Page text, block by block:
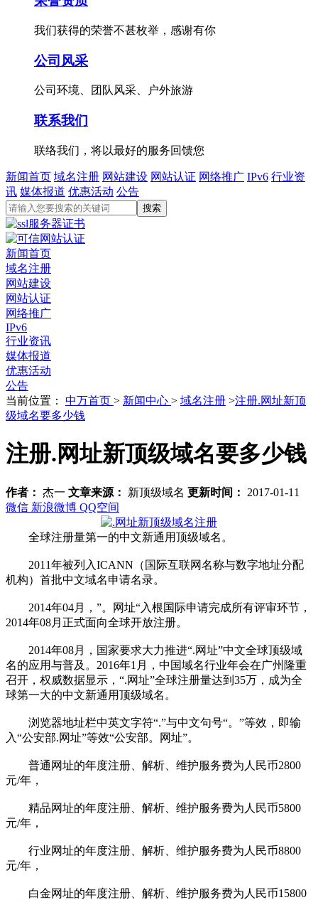
我们获得的荣誉不甚枚举，感谢有你
公司风采
公司环境、团队风采、户外旅游
联系我们
联络我们，将以最好的服务回馈您
新闻首页 域名注册 网站建设 网站认证 网络推广 IPv6 行业资
讯 媒体报道 优惠活动 公告
新闻首页
域名注册
网站建设
网站认证
网络推广
IPv6
行业资讯
媒体报道
优惠活动
公告
当前位置： 中万首页 > 新闻中心 > 域名注册 >注册.网址新顶
级域名要多少钱
注册.网址新顶级域名要多少钱
作者： 杰一 文章来源： 新顶级域名 更新时间： 2017-01-11
微信 新浪微博 QQ空间
全球注册量第一的中文新通用顶级域名。
2011年被列入ICANN（国际互联网名称与数字地址分配
机构）首批中文域名申请名录。
2014年04月，”。网址“入根国际申请完成所有评审环节，
2014年08月正式面向全球开放注册。
2014年08月，国家要求大力推进“.网址”中文全球顶级域
名的应用与普及。2016年1月，中国域名行业年会在广州隆重
召开，权威数据显示，“.网址”全球注册量达到35万，成为全
球第一大的中文新通用顶级域名。
浏览器地址栏中英文字符“.”与中文句号“。”等效，即输
入“公安部.网址”等效“公安部。网址”。
普通网址的年度注册、解析、维护服务费为人民币2800
元/年，
精品网址的年度注册、解析、维护服务费为人民币5800
元/年，
行业网址的年度注册、解析、维护服务费为人民币8800
元/年，
白金网址的年度注册、解析、维护服务费为人民币15800